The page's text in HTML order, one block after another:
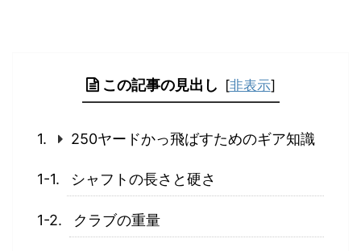
この記事の見出し [非表示]
250ヤードかっ飛ばすためのギア知識
シャフトの長さと硬さ
クラブの重量